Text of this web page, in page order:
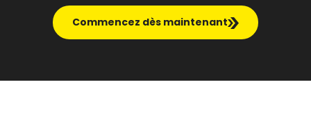
Commencez dès maintenant